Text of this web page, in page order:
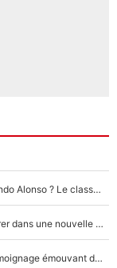
Max Verstappen, Lewis Hamilton… et bientôt Fernando Alonso ? Le classement des pilotes les mieux payés en Formule 1 risque de changer !
F1 - Alpine signe un accord «impensable» et va entrer dans une nouvelle dimension : Grande nouvelle pour Pierre Gasly !
F1 : « Je lui ai fait un câlin, puis j’ai dû partir...», le témoignage émouvant de Max Verstappen sur sa fille